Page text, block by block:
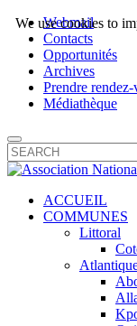
Webmail
Contacts
Opportunités
Archives
Prendre rendez-
Médiathèque
ACCUEIL
COMMUNES
Littoral
We use cookies to